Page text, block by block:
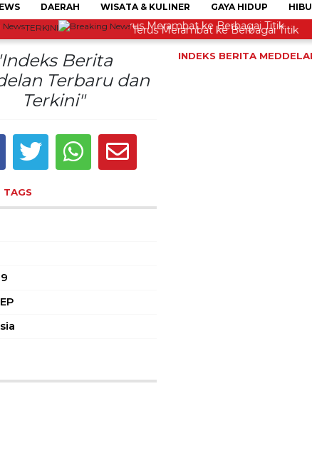
DAERAH WISATA & KULINER GAYA HIDUP
TERKINI
Total! Kebakaran Terus Merambat ke Berbagai Titik
INDEKS BERITA
Berita
Terbaru dan
Terkini"
TAGS